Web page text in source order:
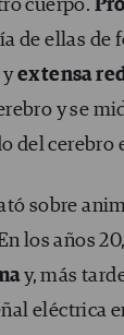
cuerpo.
de ellas de
yextensa
y se
del
sobre
los años
y, más
eléctrica